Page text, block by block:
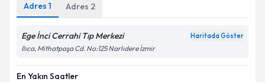
Adres 1 Adres 2
Ege İnci Cerrahi Tıp Merkezi Haritada Göster
Ilıca, Mithatpaşa Cd. No:125 Narlıdere İzmir
En Yakın Saatler